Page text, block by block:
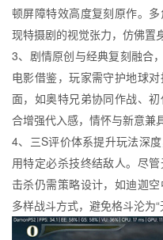
顿屏障特效高度复刻原作。
现特摄剧的视觉张力，仿佛置
3、剧情原创与经典复刻融合
电影借鉴，玩家需守护地球
面，如奥特兄弟协同作战、
合增强代入感，情怀与新意兼具
4、三S评价体系提升玩法深
用特定必杀技终结敌人。尽
击杀仍需策略设计，如迪迦
多样战斗方式，避免格斗沦为“